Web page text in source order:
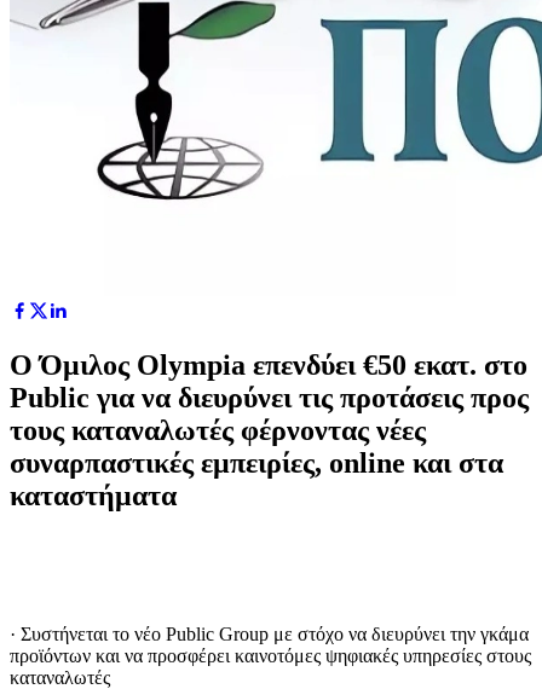
Ο Όμιλος Olympia επενδύει €50 εκατ. στο
Public για να διευρύνει τις προτάσεις προς
τους καταναλωτές φέρνοντας νέες
συναρπαστικές εμπειρίες, online και στα
καταστήματα
· Συστήνεται το νέο Public Group με στόχο να διευρύνει την γκάμα
προϊόντων και να προσφέρει καινοτόμες ψηφιακές υπηρεσίες στους
καταναλωτές